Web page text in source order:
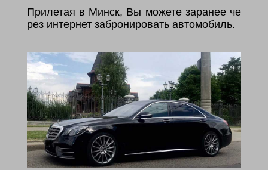
Прилетая в Минск, Вы можете заранее че
рез интернет забронировать автомобиль.